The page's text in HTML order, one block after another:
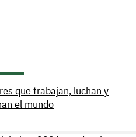
que trabajan, luchan y
el mundo